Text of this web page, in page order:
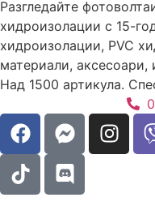
Разгледайте
хидроизолации с 15-
хидроизолации, PVC
материали, аксесоари,
Над 1500 артикула.